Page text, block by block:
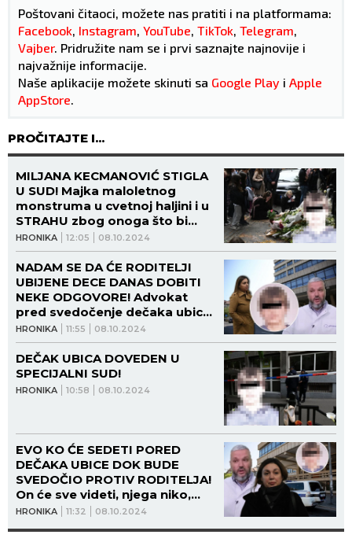
Poštovani čitaoci, možete nas pratiti i na platformama:
Facebook Instagram YouTube TikTok Telegram
Vajber. Pridružite nam se i prvi saznajte najnovije i
najvažnije informacije.
Naše aplikacije možete skinuti sa Google Play i Apple
AppStore
PROČITAJTE I...
HRONIKA 12:05 08.10.2024
MILJANA KECMANOVIĆ STIGLA
U SUD! Majka maloletnog
monstruma u cvetnoj haljini i u
STRAHU zbog onoga što bi
dečak ubica mogao da kaže!
HRONIKA 11:55 08.10.2024
NADAM SE DA ĆE RODITELJI
UBIJENE DECE DANAS DOBITI
NEKE ODGOVORE! Advokat
pred svedočenje dečaka ubice
progovorio o postupku!
HRONIKA 10:58 08.10.2024
DEČAK UBICA DOVEDEN U
SPECIJALNI SUD!
HRONIKA 11:32 08.10.2024
EVO KO ĆE SEDETI PORED
DEČAKA UBICE DOK BUDE
SVEDOČIO PROTIV RODITELJA!
On će sve videti, njega niko,
osim NJIH!